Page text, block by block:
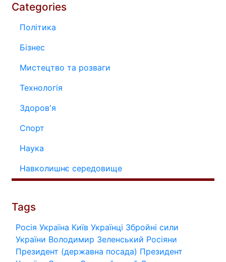
Categories
Політика
Бізнес
Мистецтво та розваги
Технологія
Здоров'я
Спорт
Наука
Навколишнє середовище
Tags
Росія Україна Київ Українці Збройні сили
України Володимир Зеленський Росіяни
Президент (державна посада) Президент